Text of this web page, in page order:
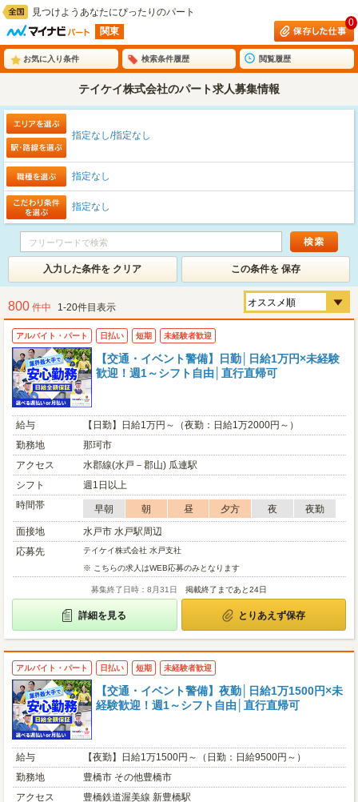
見つけようあなたにぴったりのパート
関東
0
お気に入り条件 検索条件履歴 閲覧履歴
テイケイ株式会社のパート求人募集情報
指定なし/指定なし
指定なし
指定なし
入力した条件を クリア この条件を 保存
800 件中 1-20件目表示
アルバイト・パート 日払い 短期 未経験者歓迎
【交通・イベント警備】日勤│日給1万円×未経験
歓迎！週1～シフト自由│直行直帰可
給与
【日勤】日給1万円～（夜勤：日給1万2000円～）
勤務地
那珂市
アクセス
水郡線(水戸－郡山) 瓜連駅
シフト
週1日以上
時間帯
早朝 朝 昼 夕方 夜
夜勤
面接地
水戸市 水戸駅周辺
応募先
テイケイ株式会社 水戸支社
※ こちらの求人はWEB応募のみとなります
募集終了日時：8月31日 掲載終了まであと24日
詳細を見る とりあえず保存
アルバイト・パート 日払い 短期 未経験者歓迎
【交通・イベント警備】夜勤│日給1万1500円×未
経験歓迎！週1～シフト自由│直行直帰可
給与
【夜勤】日給1万1500円～（日勤：日給9500円～）
勤務地
豊橋市 その他豊橋市
アクセス
豊橋鉄道渥美線 新豊橋駅